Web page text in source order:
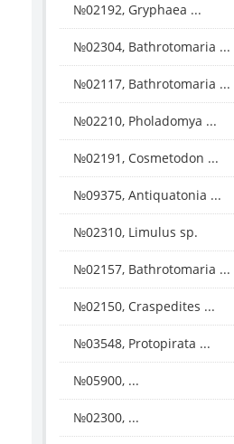
№02192, Gryphaea ...
№02304, Bathrotomaria ...
№02117, Bathrotomaria ...
№02210, Pholadomya ...
№02191, Cosmetodon ...
№09375, Antiquatonia ...
№02310, Limulus sp.
№02157, Bathrotomaria ...
№02150, Craspedites ...
№03548, Protopirata ...
№05900, ...
№02300, ...